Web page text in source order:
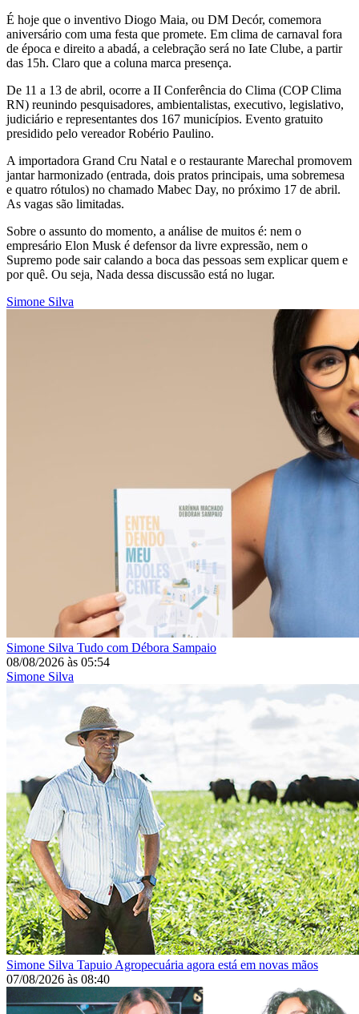
É hoje que o inventivo Diogo Maia, ou DM Decór, comemora
aniversário com uma festa que promete. Em clima de carnaval fora
de época e direito a abadá, a celebração será no Iate Clube, a partir
das 15h. Claro que a coluna marca presença.
De 11 a 13 de abril, ocorre a II Conferência do Clima (COP Clima
RN) reunindo pesquisadores, ambientalistas, executivo, legislativo,
judiciário e representantes dos 167 municípios. Evento gratuito
presidido pelo vereador Robério Paulino.
A importadora Grand Cru Natal e o restaurante Marechal promovem
jantar harmonizado (entrada, dois pratos principais, uma sobremesa
e quatro rótulos) no chamado Mabec Day, no próximo 17 de abril.
As vagas são limitadas.
Sobre o assunto do momento, a análise de muitos é: nem o
empresário Elon Musk é defensor da livre expressão, nem o
Supremo pode sair calando a boca das pessoas sem explicar quem e
por quê. Ou seja, Nada dessa discussão está no lugar.
Simone Silva
Simone Silva Tudo com Débora Sampaio
08/08/2026 às 05:54
Simone Silva
Simone Silva Tapuio Agropecuária agora está em novas mãos
07/08/2026 às 08:40